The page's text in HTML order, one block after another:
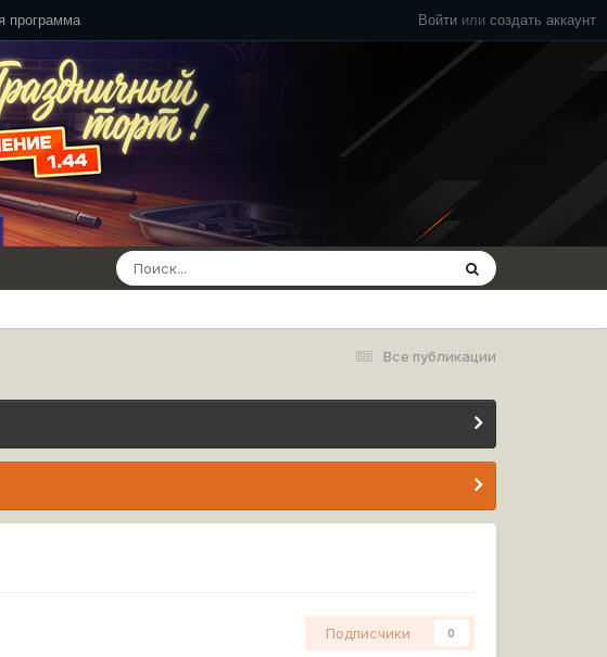
Войти или создать аккаунт
программа
Все публикации
Подписчики 0